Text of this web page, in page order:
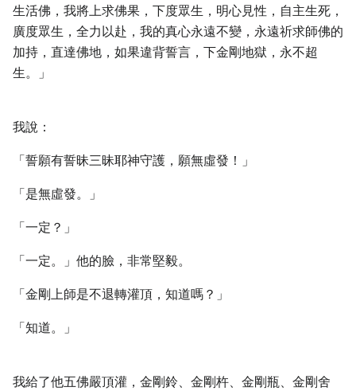
生活佛，我將上求佛果，下度眾生，明心見性，自主生死，
廣度眾生，全力以赴，我的真心永遠不變，永遠祈求師佛的
加持，直達佛地，如果違背誓言，下金剛地獄，永不超
生。」
我說：
「誓願有誓昧三昧耶神守護，願無虛發！」
「是無虛發。」
「一定？」
「一定。」他的臉，非常堅毅。
「金剛上師是不退轉灌頂，知道嗎？」
「知道。」
我給了他五佛嚴頂灌，金剛鈴、金剛杵、金剛瓶、金剛舍